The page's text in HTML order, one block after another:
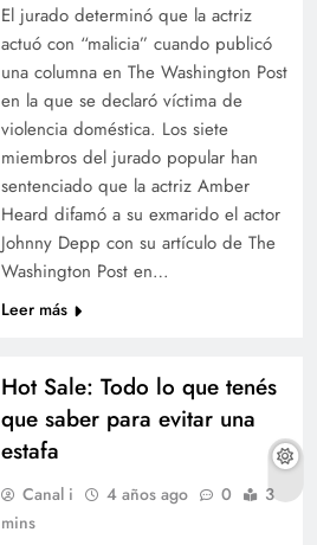
El jurado determinó que la actriz
actuó con “malicia” cuando publicó
una columna en The Washington Post
en la que se declaró víctima de
violencia doméstica. Los siete
miembros del jurado popular han
sentenciado que la actriz Amber
Heard difamó a su exmarido el actor
Johnny Depp con su artículo de The
Washington Post en…
Leer más
Hot Sale: Todo lo que tenés
que saber para evitar una
estafa
Canal i 4 años ago 0
3
mins